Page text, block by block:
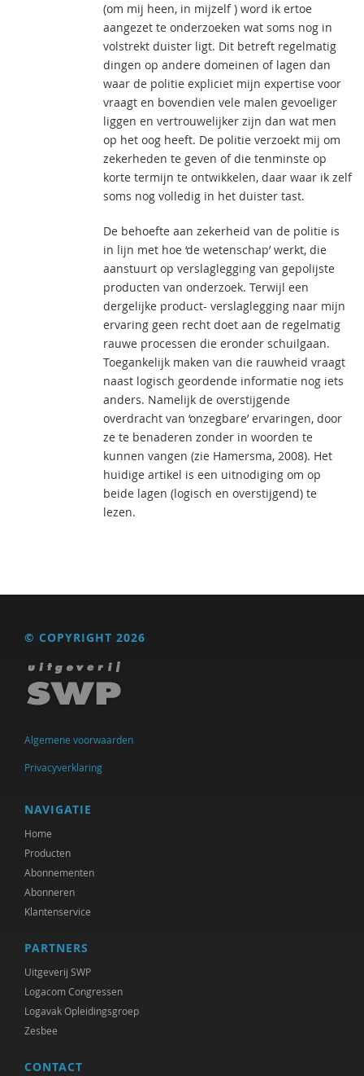
(om mij heen, in mijzelf ) word ik ertoe
aangezet te onderzoeken wat soms nog in
volstrekt duister ligt. Dit betreft regelmatig
dingen op andere domeinen of lagen dan
waar de politie expliciet mijn expertise voor
vraagt en bovendien vele malen gevoeliger
liggen en vertrouwelijker zijn dan wat men
op het oog heeft. De politie verzoekt mij om
zekerheden te geven of die tenminste op
korte termijn te ontwikkelen, daar waar ik zelf
soms nog volledig in het duister tast.
De behoefte aan zekerheid van de politie is
in lijn met hoe ‘de wetenschap’ werkt, die
aanstuurt op verslaglegging van gepolijste
producten van onderzoek. Terwijl een
dergelijke product- verslaglegging naar mijn
ervaring geen recht doet aan de regelmatig
rauwe processen die eronder schuilgaan.
Toegankelijk maken van die rauwheid vraagt
naast logisch geordende informatie nog iets
anders. Namelijk de overstijgende
overdracht van ‘onzegbare’ ervaringen, door
ze te benaderen zonder in woorden te
kunnen vangen (zie Hamersma, 2008). Het
huidige artikel is een uitnodiging om op
beide lagen (logisch en overstijgend) te
lezen.
© COPYRIGHT 2026
Algemene voorwaarden
Privacyverklaring
NAVIGATIE
Home
Producten
Abonnementen
Abonneren
Klantenservice
PARTNERS
Uitgeverij SWP
Logacom Congressen
Logavak Opleidingsgroep
Zesbee
CONTACT